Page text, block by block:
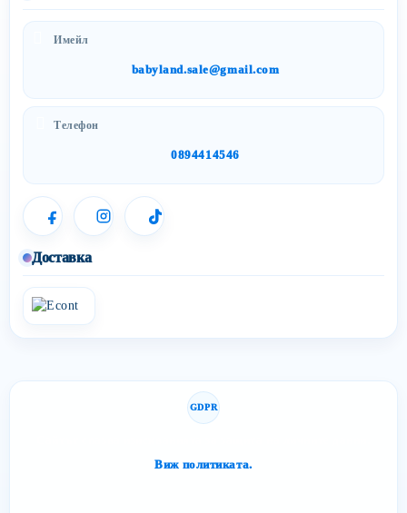
Имейл
babyland.sale@gmail.com
Телефон
0894414546
Доставка
GDPR
Виж политиката.